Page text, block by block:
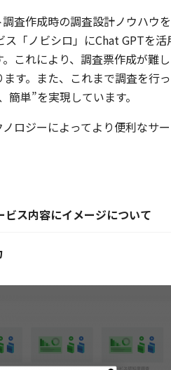
査作成時の調査設計ノウハウ
「ノビシロ」にChat GPTを
これにより、調査票作成が難
す。また、これまで調査を行
単”を実現しています。
ロジーによってより便利なサ
ビス内容にイメージについて